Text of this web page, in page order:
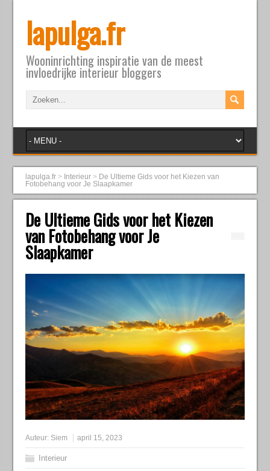
lapulga.fr
Wooninrichting inspiratie van de meest
invloedrijke interieur bloggers
lapulga.fr > Interieur > De Ultieme Gids voor het Kiezen van
Fotobehang voor Je Slaapkamer
De Ultieme Gids voor het Kiezen
van Fotobehang voor Je
Slaapkamer
Auteur: Siem april 15, 2023
Interieur